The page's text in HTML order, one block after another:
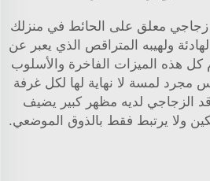
زجاجي معلق على الحائط في منزلك
ولهيبه المتراقص الذي يعبر عن
كل هذه الميزات الفاخرة والأسلوب
مجرد لمسة لا نهاية لها لكل غرفة
الزجاجي لديه مظهر كبير يضيف
ولا يرتبط فقط بالذوق الموضعي.